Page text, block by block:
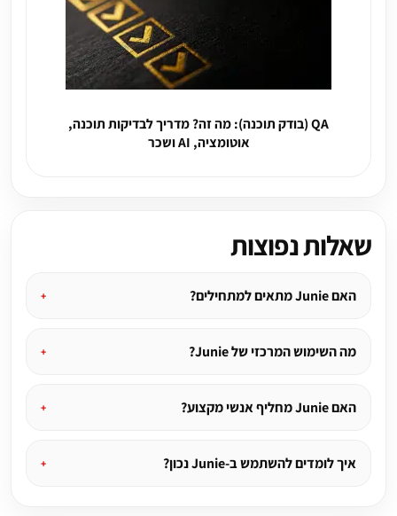
QA (בודק תוכנה): מה זה? מדריך לבדיקות תוכנה,
אוטומציה, AI ושכר
שאלות נפוצות
האם Junie מתאים למתחילים?
מה השימוש המרכזי של Junie?
האם Junie מחליף אנשי מקצוע?
איך לומדים להשתמש ב-Junie נכון?